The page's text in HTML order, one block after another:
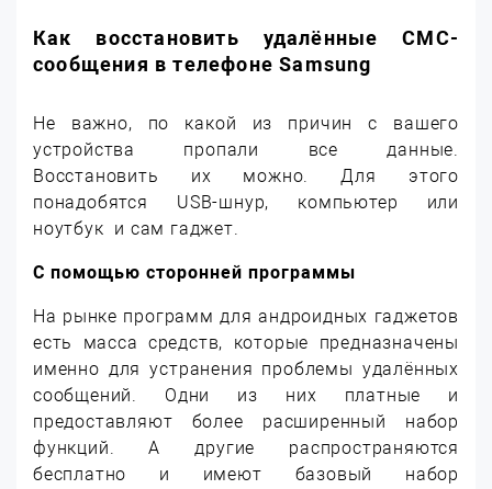
Как восстановить удалённые СМС-
сообщения в телефоне Samsung
Не важно, по какой из причин с вашего
устройства пропали все данные.
Восстановить их можно. Для этого
понадобятся USB-шнур, компьютер или
ноутбук и сам гаджет.
С помощью сторонней программы
На рынке программ для андроидных гаджетов
есть масса средств, которые предназначены
именно для устранения проблемы удалённых
сообщений. Одни из них платные и
предоставляют более расширенный набор
функций. А другие распространяются
бесплатно и имеют базовый набор